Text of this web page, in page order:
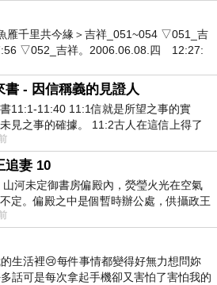
雁千里共今緣＞吉祥_051~054 ▽051_吉
▽052_吉祥。2006.06.08.四 12:27:
書 - 因信稱義的見證人
11:1-11:40 11:1信就是所望之事的實
見之事的確據。 11:2古人在這信上得了
據。 11:3我們因着信、就知道
追妻 10
山河未定御書房偏殿內，熒瑩火光在空氣
定。偏殿之中是個暫時辦公處，供攝政王
廷裡處理公務已然很多年。房內
生活裡😢每件事情都變得好無力想問妳
話可是每次拿起手機卻又害怕了害怕我的